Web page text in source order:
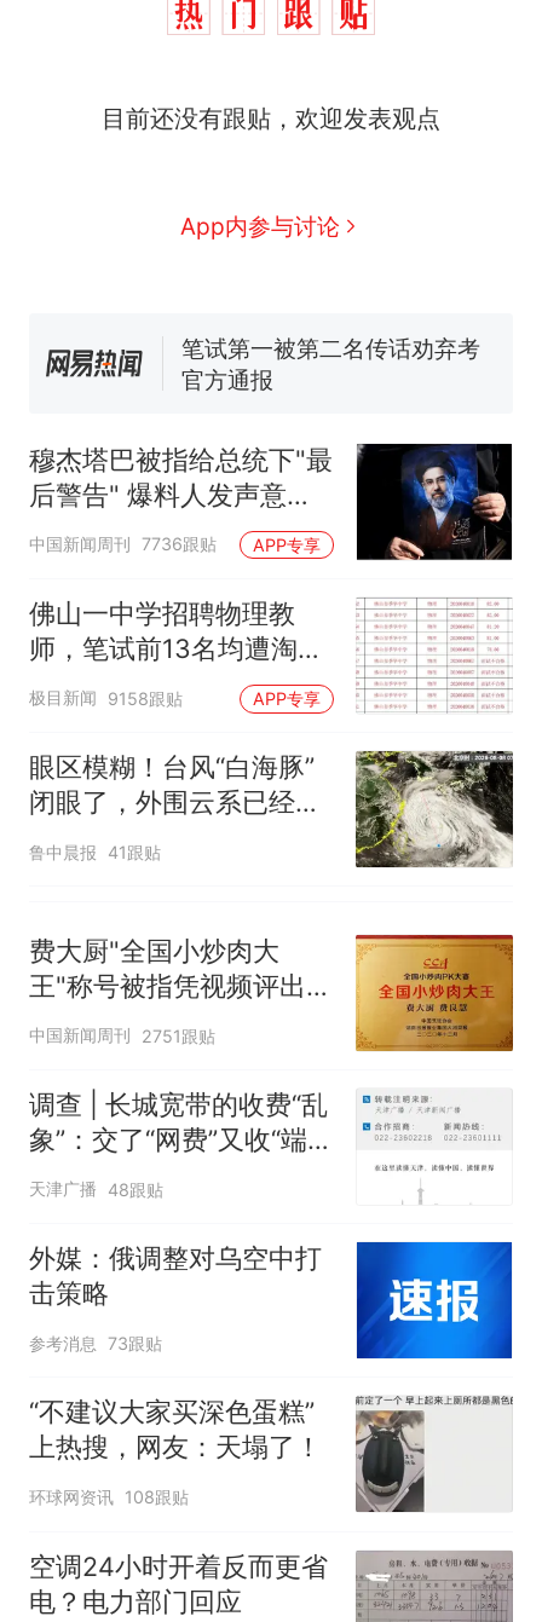
目前还没有跟贴，欢迎发表观点
App内参与讨论
人生
新 费大厨“全国小炒肉大王”称
力已达15级 最新研判
佛山一中学招聘物理教师，笔
核查
官方通报
享界G9车型预售价公布：
那个在床头放菜刀的女孩，
因老师一句“跟我回家”改写了
人生
穆杰塔巴被指给总统下"最
后警告" 爆料人发声意味
深长
中国新闻周刊 7736跟贴 APP专享
佛山一中学招聘物理教
师，笔试前13名均遭淘
汰？教育局：已叫停招
聘，成立调查组全面核查
极目新闻 9158跟贴 APP专享
眼区模糊！台风“白海豚”
闭眼了，外围云系已经触
及浙江，浙江、上海等地
位于台风危险半圆
鲁中晨报 41跟贴
费大厨"全国小炒肉大
王"称号被指凭视频评出
官方回应
中国新闻周刊 2751跟贴
调查 | 长城宽带的收费“乱
象”：交了“网费”又收“端口
费”，退费没着落，使用期
可延长到2037年
天津广播 48跟贴
外媒：俄调整对乌空中打
击策略
参考消息 73跟贴
“不建议大家买深色蛋糕”
上热搜，网友：天塌了！
环球网资讯 108跟贴
空调24小时开着反而更省
电？电力部门回应